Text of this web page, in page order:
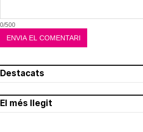
0/500
Destacats
El més llegit